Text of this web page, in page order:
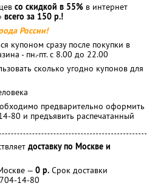
со скидкой в 55% в интернет
всего за 150 р.!
России!
купоном сразу после покупки в
- пн.-пт. с 8.00 до 22.00
сколько угодно купонов для
предварительно оформить
80 и предъявить распечатанный
доставку по Москве и
— 0 р. Срок доставки
14-80